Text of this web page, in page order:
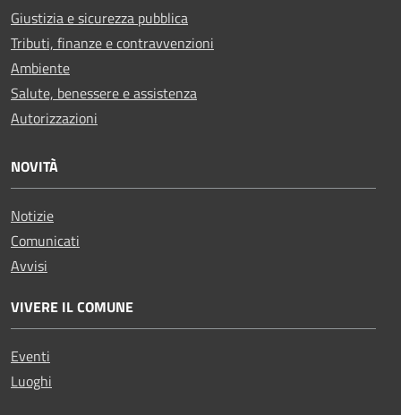
Giustizia e sicurezza pubblica
Tributi, finanze e contravvenzioni
Ambiente
Salute, benessere e assistenza
Autorizzazioni
NOVITÀ
Notizie
Comunicati
Avvisi
VIVERE IL COMUNE
Eventi
Luoghi